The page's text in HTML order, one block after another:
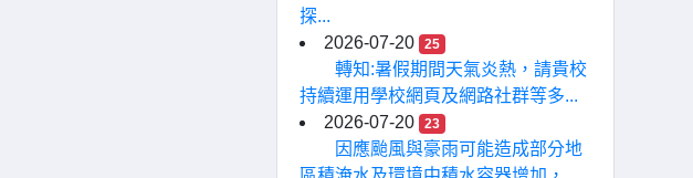
探...
2026-07-20
25
轉知:暑假期間天氣炎熱，請貴校
持續運用學校網頁及網路社群等多...
2026-07-20
23
因應颱風與豪雨可能造成部分地